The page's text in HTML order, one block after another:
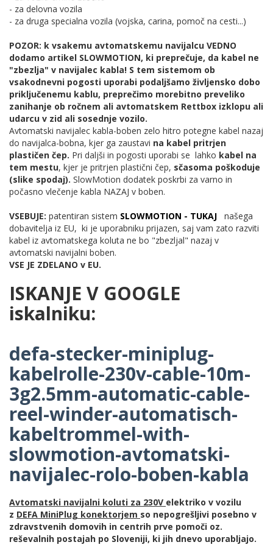
- za delovna vozila
- za druga specialna vozila (vojska, carina, pomoč na cesti...)
POZOR: k vsakemu avtomatskemu navijalcu VEDNO
dodamo artikel SLOWMOTION, ki preprečuje, da kabel ne
"zbezlja" v navijalec kabla! S tem sistemom ob
vsakodnevni pogosti uporabi podaljšamo življensko dobo
priključenemu kablu, preprečimo morebitno preveliko
zanihanje ob ročnem ali avtomatskem Rettbox izklopu ali
udarcu v zid ali sosednje vozilo.
Avtomatski navijalec kabla-boben zelo hitro potegne kabel nazaj
do navijalca-bobna, kjer ga zaustavi na kabel pritrjen
plastičen čep. Pri daljši in pogosti uporabi se lahko kabel na
tem mestu, kjer je pritrjen plastični čep, sčasoma poškoduje
(slike spodaj). SlowMotion dodatek poskrbi za varno in
počasno vlečenje kabla NAZAJ v boben.
VSEBUJE: patentiran sistem SLOWMOTION - TUKAJ
našega
dobavitelja iz EU, ki je uporabniku prijazen, saj vam zato razviti
kabel iz avtomatskega koluta ne bo "zbezljal" nazaj v
avtomatski navijalni boben.
VSE JE ZDELANO v EU.
ISKANJE V GOOGLE
iskalniku:
defa-stecker-miniplug-
kabelrolle-230v-cable-10m-
3g2.5mm-automatic-cable-
reel-winder-automatisch-
kabeltrommel-with-
slowmotion-avtomatski-
navijalec-rolo-boben-kabla
Avtomatski navijalni koluti za 230V elektriko v vozilu
z DEFA MiniPlug konektorjem so nepogrešljivi posebno v
zdravstvenih domovih in centrih prve pomoči oz.
reševalnih postajah po Sloveniji, ki jih dnevo uporabljajo.